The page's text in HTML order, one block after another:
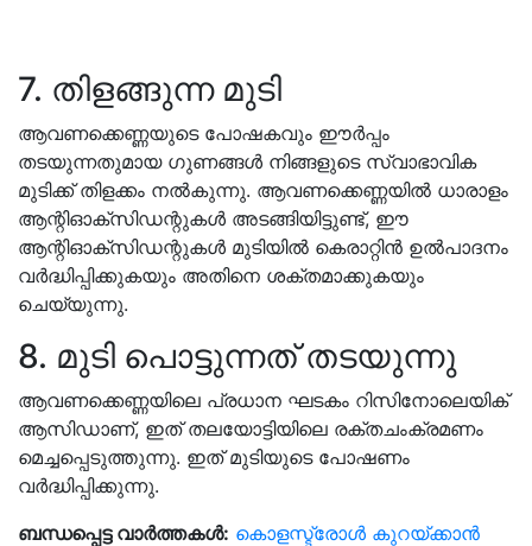
7. തിളങ്ങുന്ന മുടി
ആവണക്കെണ്ണയുടെ പോഷകവും ഈർപ്പം
തടയുന്നതുമായ ഗുണങ്ങൾ നിങ്ങളുടെ സ്വാഭാവിക
മുടിക്ക് തിളക്കം നൽകുന്നു. ആവണക്കെണ്ണയിൽ ധാരാളം
ആന്റിഓക്‌സിഡന്റുകൾ അടങ്ങിയിട്ടുണ്ട്, ഈ
ആന്റിഓക്‌സിഡന്റുകൾ മുടിയിൽ കെരാറ്റിൻ ഉൽപാദനം
വർദ്ധിപ്പിക്കുകയും അതിനെ ശക്തമാക്കുകയും
ചെയ്യുന്നു.
8. മുടി പൊട്ടുന്നത് തടയുന്നു
ആവണക്കെണ്ണയിലെ പ്രധാന ഘടകം റിസിനോലെയിക്
ആസിഡാണ്, ഇത് തലയോട്ടിയിലെ രക്തചംക്രമണം
മെച്ചപ്പെടുത്തുന്നു. ഇത് മുടിയുടെ പോഷണം
വർദ്ധിപ്പിക്കുന്നു.
ബന്ധപ്പെട്ട വാർത്തകൾ: കൊളസ്ട്രോൾ കുറയ്ക്കാൻ